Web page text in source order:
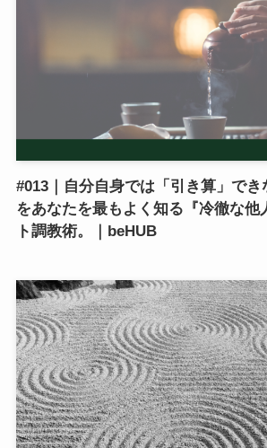
#013｜自分自身では「引き算」で
をあなたを最もよく知る『冷徹な他
ト調教術。｜beHUB